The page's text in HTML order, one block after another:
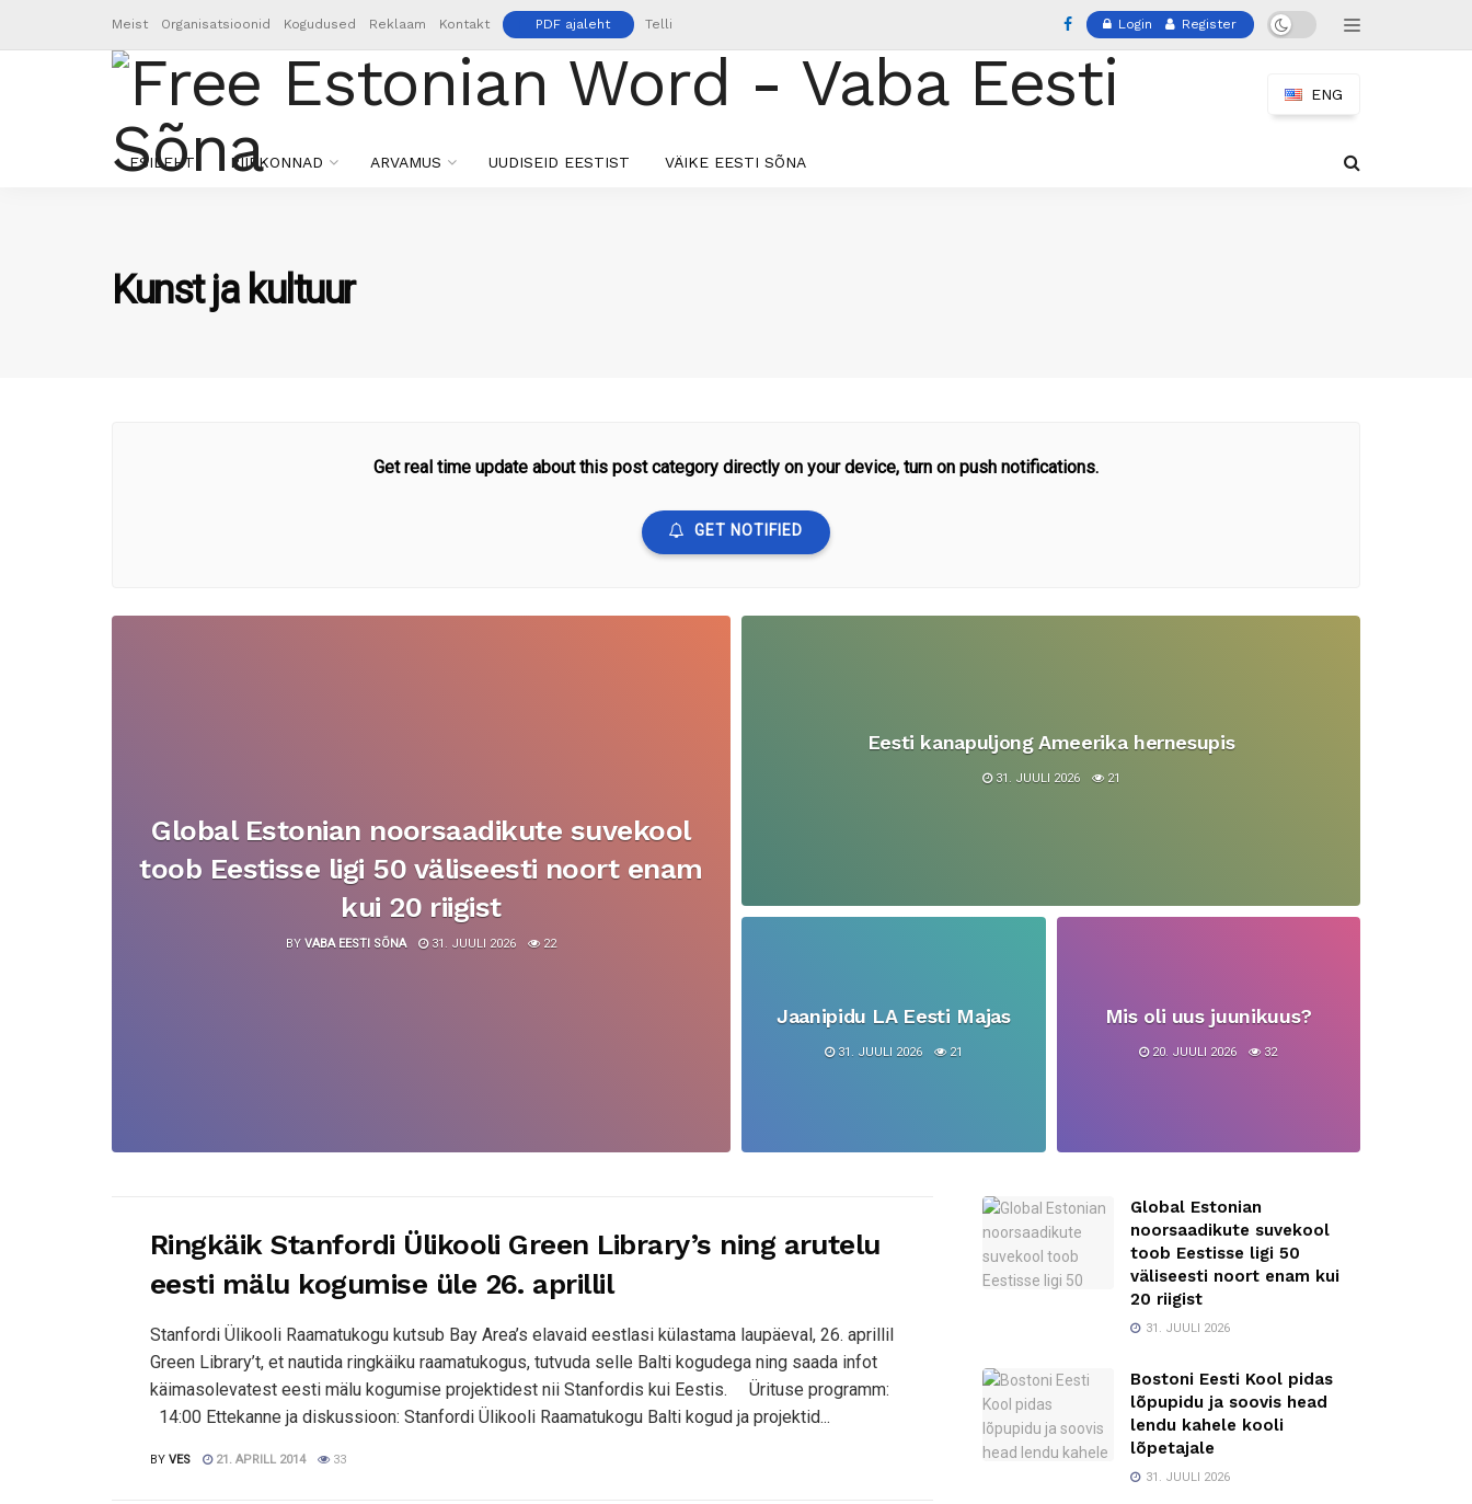
Meist Organisatsioonid Kogudused Reklaam Kontakt PDF ajaleht Telli Login Register
ENG
ESILEHT PIIRKONNAD ARVAMUS UUDISEID EESTIST VÄIKE EESTI SÕNA
Kunst ja kultuur
Get real time update about this post category directly on your device, turn on push notifications.
GET NOTIFIED
Global Estonian noorsaadikute suvekool
toob Eestisse ligi 50 väliseesti noort enam
kui 20 riigist
BY VABA EESTI SÕNA 31. JUULI 2026 22
Eesti kanapuljong Ameerika hernesupis
31. JUULI 2026 21
Jaanipidu LA Eesti Majas
31. JUULI 2026 21
Mis oli uus juunikuus?
20. JUULI 2026 32
Ringkäik Stanfordi Ülikooli Green Library’s ning arutelu
eesti mälu kogumise üle 26. aprillil
Stanfordi Ülikooli Raamatukogu kutsub Bay Area’s elavaid eestlasi külastama laupäeval, 26. aprillil
Green Library’t, et nautida ringkäiku raamatukogus, tutvuda selle Balti kogudega ning saada infot
käimasolevatest eesti mälu kogumise projektidest nii Stanfordis kui Eestis. Ürituse programm:
14:00 Ettekanne ja diskussioon: Stanfordi Ülikooli Raamatukogu Balti kogud ja projektid...
BY VES 21. APRILL 2014 33
Global Estonian
noorsaadikute suvekool
toob Eestisse ligi 50
väliseesti noort enam kui
20 riigist
31. JUULI 2026
Bostoni Eesti Kool pidas
lõpupidu ja soovis head
lendu kahele kooli
lõpetajale
31. JUULI 2026